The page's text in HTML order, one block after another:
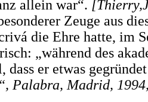
allein war“.
Zeuge aus
die Ehre hatte, im
„während des
er etwas
Palabra, Madrid,